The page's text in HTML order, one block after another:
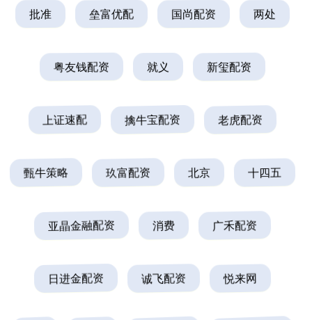
批准 垒富优配 国尚配资 两处
粤友钱配资 就义 新玺配资
上证速配 擒牛宝配资 老虎配资
甄牛策略 玖富配资 北京 十四五
亚晶金融配资 消费 广禾配资
日进金配资 诚飞配资 悦来网